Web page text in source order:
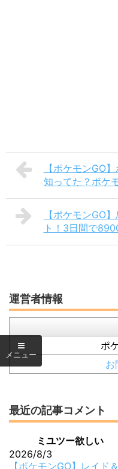
【ポケモンGO
知ってた？ポケ
【ポケモンGO
ト！3日間で
運営者情報
ポ
お
最近の記事コメント
ミユツー欲しい
2026/8/3
【ポケモンGO】レイド